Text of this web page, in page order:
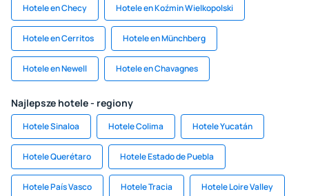
Hotele en Checy Hotele en Koźmin Wielkopolski
Hotele en Cerritos Hotele en Münchberg
Hotele en Newell Hotele en Chavagnes
Najlepsze hotele - regiony
Hotele Sinaloa Hotele Colima Hotele Yucatán
Hotele Querétaro Hotele Estado de Puebla
Hotele País Vasco Hotele Tracia Hotele Loire Valley